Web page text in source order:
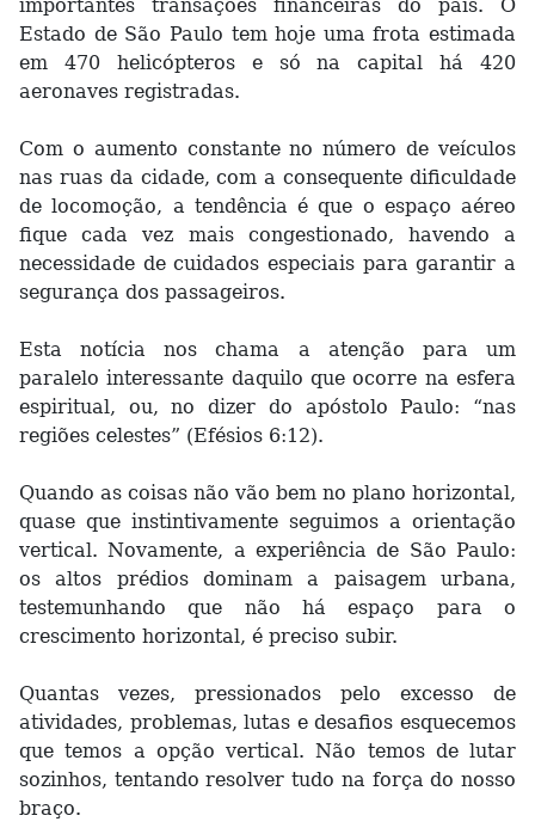
importantes transações financeiras do país. O
Estado de São Paulo tem hoje uma frota estimada
em 470 helicópteros e só na capital há 420
aeronaves registradas.
Com o aumento constante no número de veículos
nas ruas da cidade, com a consequente dificuldade
de locomoção, a tendência é que o espaço aéreo
fique cada vez mais congestionado, havendo a
necessidade de cuidados especiais para garantir a
segurança dos passageiros.
Esta notícia nos chama a atenção para um
paralelo interessante daquilo que ocorre na esfera
espiritual, ou, no dizer do apóstolo Paulo: “nas
regiões celestes” (Efésios 6:12).
Quando as coisas não vão bem no plano horizontal,
quase que instintivamente seguimos a orientação
vertical. Novamente, a experiência de São Paulo:
os altos prédios dominam a paisagem urbana,
testemunhando que não há espaço para o
crescimento horizontal, é preciso subir.
Quantas vezes, pressionados pelo excesso de
atividades, problemas, lutas e desafios esquecemos
que temos a opção vertical. Não temos de lutar
sozinhos, tentando resolver tudo na força do nosso
braço.